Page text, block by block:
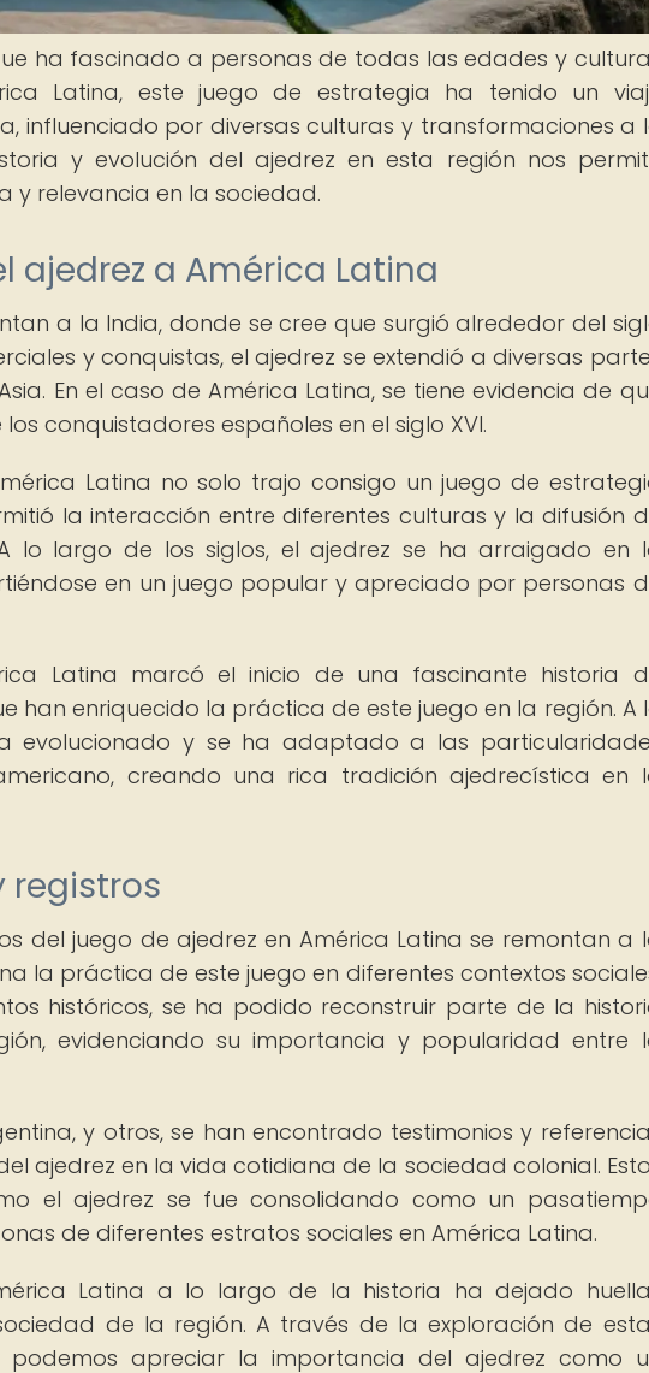
ha fascinado a personas de todas las edades y
Latina, este juego de estrategia ha tenido un
influenciado por diversas culturas y transformaciones a
y evolución del ajedrez en esta región nos
y relevancia en la sociedad.
ajedrez a América Latina
a la India, donde se cree que surgió alrededor del
y conquistas, el ajedrez se extendió a diversas
En el caso de América Latina, se tiene evidencia de
conquistadores españoles en el siglo XVI.
Latina no solo trajo consigo un juego de
la interacción entre diferentes culturas y la difusión
lo largo de los siglos, el ajedrez se ha arraigado en
en un juego popular y apreciado por personas
Latina marcó el inicio de una fascinante historia
han enriquecido la práctica de este juego en la región. A
evolucionado y se ha adaptado a las
creando una rica tradición ajedrecística en
registros
del juego de ajedrez en América Latina se remontan a
la práctica de este juego en diferentes contextos
históricos, se ha podido reconstruir parte de la
evidenciando su importancia y popularidad entre
y otros, se han encontrado testimonios y
ajedrez en la vida cotidiana de la sociedad colonial.
el ajedrez se fue consolidando como un
de diferentes estratos sociales en América Latina.
Latina a lo largo de la historia ha dejado
de la región. A través de la exploración de
podemos apreciar la importancia del ajedrez como